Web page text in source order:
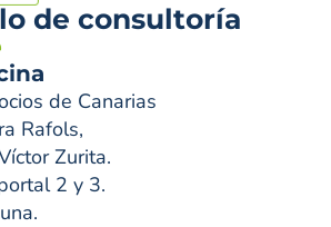
de consultoría
de Canarias
Rafols,
Zurita.
2 y 3.